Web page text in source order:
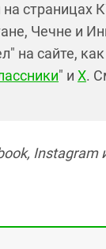
страницах
Чечне и
на сайте,
" и X.